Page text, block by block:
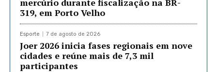
mercúrio durante fiscalização na BR-
319, em Porto Velho
Esporte 7 de agosto de 2026
Joer 2026 inicia fases regionais em nove
cidades e reúne mais de 7,3 mil
participantes